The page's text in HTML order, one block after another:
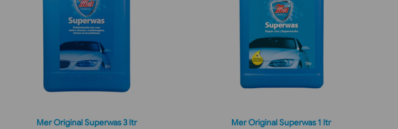
Mer Original Superwas 3 ltr
Mer Original Superwas 1 ltr